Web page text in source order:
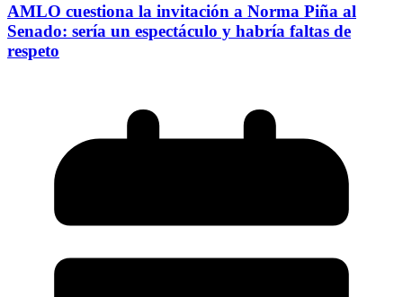
AMLO cuestiona la invitación a Norma Piña al
Senado: sería un espectáculo y habría faltas de
respeto